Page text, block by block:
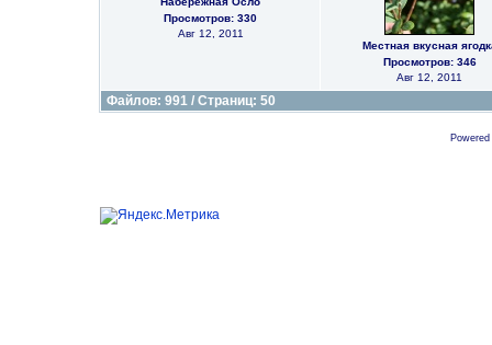
Просмотров: 330
Авг 12, 2011
Местная вкусная
Просмотров: 346
Авг 12, 2011
Файлов: 991 / Страниц: 50